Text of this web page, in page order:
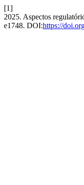
[1]
2025. Aspectos
e1748. DOI:https://